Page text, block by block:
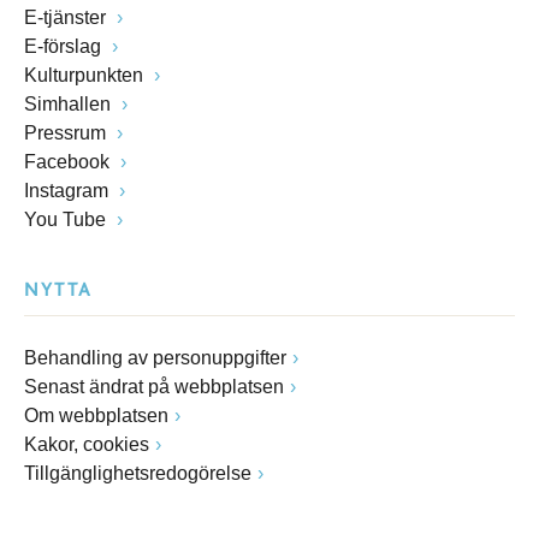
E-tjänster
E-förslag
Kulturpunkten
Simhallen
Pressrum
Facebook
Instagram
You Tube
NYTTA
Behandling av personuppgifter
Senast ändrat på webbplatsen
Om webbplatsen
Kakor, cookies
Tillgänglighetsredogörelse